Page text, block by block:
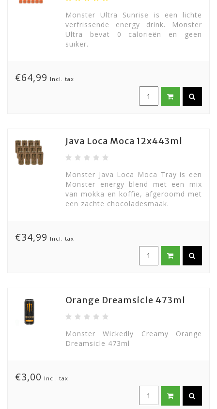
Monster Ultra Sunrise is een lichte
verfrissende energy drink. Monster
Ultra bevat 0 calorieën en geen
suiker.
€64,99 Incl. tax
Java Loca Moca 12x443ml
Monster Java Loca Moca Tray is een
Monster energy blend met een mix
van mokka en koffie, afgeroomd met
een zachte chocoladesmaak.
€34,99 Incl. tax
Orange Dreamsicle 473ml
Monster Wickedly Creamy Orange
Dreamsicle 473ml
€3,00 Incl. tax